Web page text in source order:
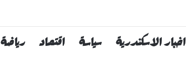
اخبار الاسكندرية سياسة اقتصاد رياضة